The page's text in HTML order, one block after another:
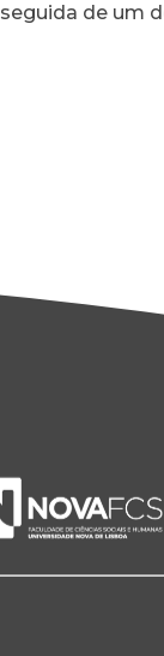
seguida de um